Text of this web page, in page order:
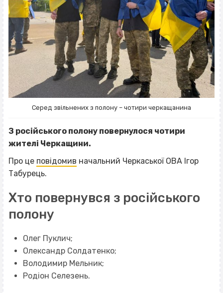
Серед звільнених з полону – чотири черкащанина
З російського полону повернулося чотири
жителі Черкащини.
Про це повідомив начальний Черкаської ОВА Ігор
Табурець.
Хто повернувся з російського
полону
Олег Пуклич;
Олександр Солдатенко;
Володимир Мельник;
Родіон Селезень.